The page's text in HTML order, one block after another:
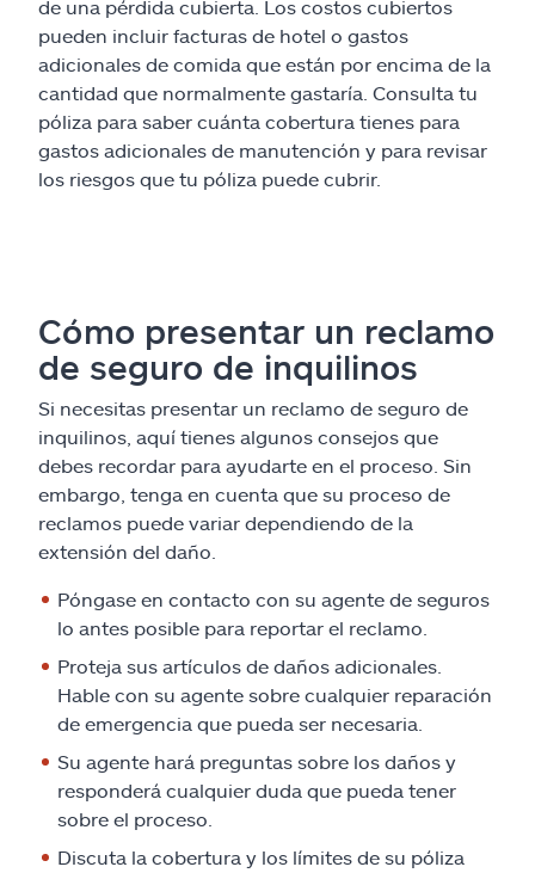
de una pérdida cubierta. Los costos cubiertos
pueden incluir facturas de hotel o gastos
adicionales de comida que están por encima de la
cantidad que normalmente gastaría. Consulta tu
póliza para saber cuánta cobertura tienes para
gastos adicionales de manutención y para revisar
los riesgos que tu póliza puede cubrir.
Cómo presentar un reclamo
de seguro de inquilinos
Si necesitas presentar un reclamo de seguro de
inquilinos, aquí tienes algunos consejos que
debes recordar para ayudarte en el proceso. Sin
embargo, tenga en cuenta que su proceso de
reclamos puede variar dependiendo de la
extensión del daño.
Póngase en contacto con su agente de seguros
lo antes posible para reportar el reclamo.
Proteja sus artículos de daños adicionales.
Hable con su agente sobre cualquier reparación
de emergencia que pueda ser necesaria.
Su agente hará preguntas sobre los daños y
responderá cualquier duda que pueda tener
sobre el proceso.
Discuta la cobertura y los límites de su póliza